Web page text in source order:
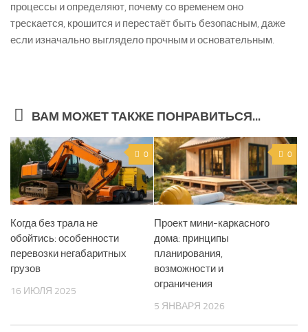
процессы и определяют, почему со временем оно
трескается, крошится и перестаёт быть безопасным, даже
если изначально выглядело прочным и основательным.
ВАМ МОЖЕТ ТАКЖЕ ПОНРАВИТЬСЯ...
0
Когда без трала не
обойтись: особенности
перевозки негабаритных
грузов
16 ИЮЛЯ 2025
0
Проект мини-каркасного
дома: принципы
планирования,
возможности и
ограничения
5 ЯНВАРЯ 2026